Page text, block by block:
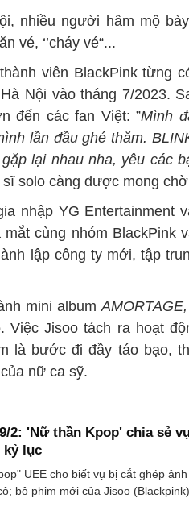
nhiều người hâm mộ
vé, ‘’cháy vé“...
viên BlackPink từng
Nội vào tháng 7/2023.
đến các fan Việt: ”Mình
lần đầu ghé thăm.
lại nhau nha, yêu các
solo càng được mong
nhập YG Entertainment
cùng nhóm BlackPink
lập công ty mới, tập
mini album
Việc Jisoo tách ra hoạt
là bước đi đầy táo bạo,
nữ ca sỹ.
2: 'Nữ thần Kpop' chia sẻ
kỷ lục
UEE cho biết vụ bị cắt ghép
bộ phim mới của Jisoo